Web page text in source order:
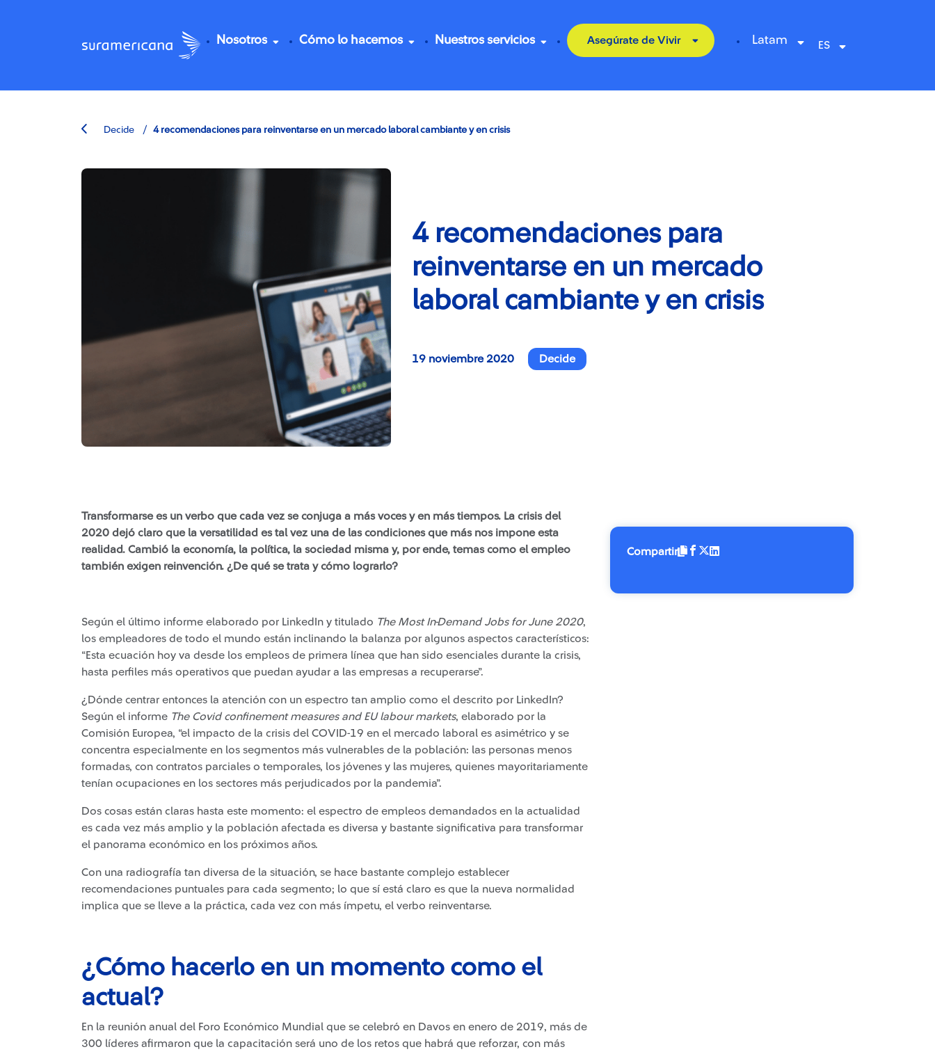
Nosotros Cómo lo hacemos Nuestros servicios Asegúrate de Vivir Latam
Decide / 4 recomendaciones para reinventarse en un mercado laboral cambiante y en crisis
4 recomendaciones para
reinventarse en un mercado
laboral cambiante y en crisis
19 noviembre 2020 Decide
Transformarse es un verbo que cada vez se conjuga a más voces y en más tiempos. La crisis del
2020 dejó claro que la versatilidad es tal vez una de las condiciones que más nos impone esta
realidad. Cambió la economía, la política, la sociedad misma y, por ende, temas como el empleo
también exigen reinvención. ¿De qué se trata y cómo lograrlo?
Según el último informe elaborado por LinkedIn y titulado The Most In-Demand Jobs for June 2020,
los empleadores de todo el mundo están inclinando la balanza por algunos aspectos característicos:
“Esta ecuación hoy va desde los empleos de primera línea que han sido esenciales durante la crisis,
hasta perfiles más operativos que puedan ayudar a las empresas a recuperarse”.
¿Dónde centrar entonces la atención con un espectro tan amplio como el descrito por LinkedIn?
Según el informe The Covid confinement measures and EU labour markets, elaborado por la
Comisión Europea, “el impacto de la crisis del COVID-19 en el mercado laboral es asimétrico y se
concentra especialmente en los segmentos más vulnerables de la población: las personas menos
formadas, con contratos parciales o temporales, los jóvenes y las mujeres, quienes mayoritariamente
tenían ocupaciones en los sectores más perjudicados por la pandemia”.
Dos cosas están claras hasta este momento: el espectro de empleos demandados en la actualidad
es cada vez más amplio y la población afectada es diversa y bastante significativa para transformar
el panorama económico en los próximos años.
Con una radiografía tan diversa de la situación, se hace bastante complejo establecer
recomendaciones puntuales para cada segmento; lo que sí está claro es que la nueva normalidad
implica que se lleve a la práctica, cada vez con más ímpetu, el verbo reinventarse.
¿Cómo hacerlo en un momento como el
actual?
En la reunión anual del Foro Económico Mundial que se celebró en Davos en enero de 2019, más de
300 líderes afirmaron que la capacitación será uno de los retos que habrá que reforzar, con más
Compartir